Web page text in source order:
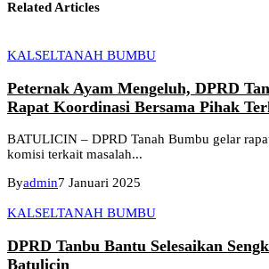
Related Articles
KALSELTANAH BUMBU
Peternak Ayam Mengeluh, DPRD
Rapat Koordinasi Bersama Pihak
BATULICIN – DPRD Tanah Bumbu gelar
komisi terkait masalah...
Byadmin7 Januari 2025
KALSELTANAH BUMBU
DPRD Tanbu Bantu Selesaikan
Batulicin